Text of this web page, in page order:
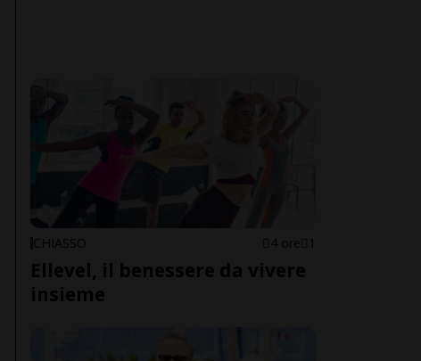
CHIASSO 4 ore 1
Ellevel, il benessere da vivere
insieme